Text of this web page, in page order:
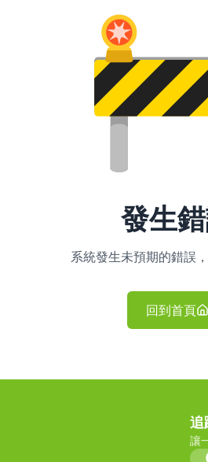
發生
系統發生未預期的錯誤，
回到首頁
追
讓